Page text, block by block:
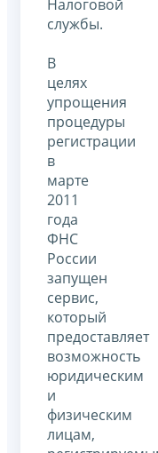
Налоговой
службы.
В
целях
упрощения
процедуры
регистрации
в
марте
2011
года
ФНС
России
запущен
сервис,
который
предоставляет
возможность
юридическим
и
физическим
лицам,